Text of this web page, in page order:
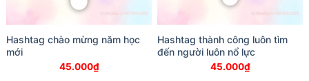
Hashtag chào mừng năm học
mới
45.000₫
Hashtag thành công luôn tìm
đến người luôn nổ lực
45.000₫